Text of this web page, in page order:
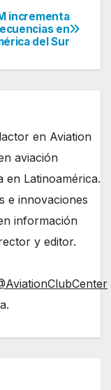
incrementa
en
del Sur
en Aviation
aviación
en Latinoamérica.
e innovaciones
información
y editor.